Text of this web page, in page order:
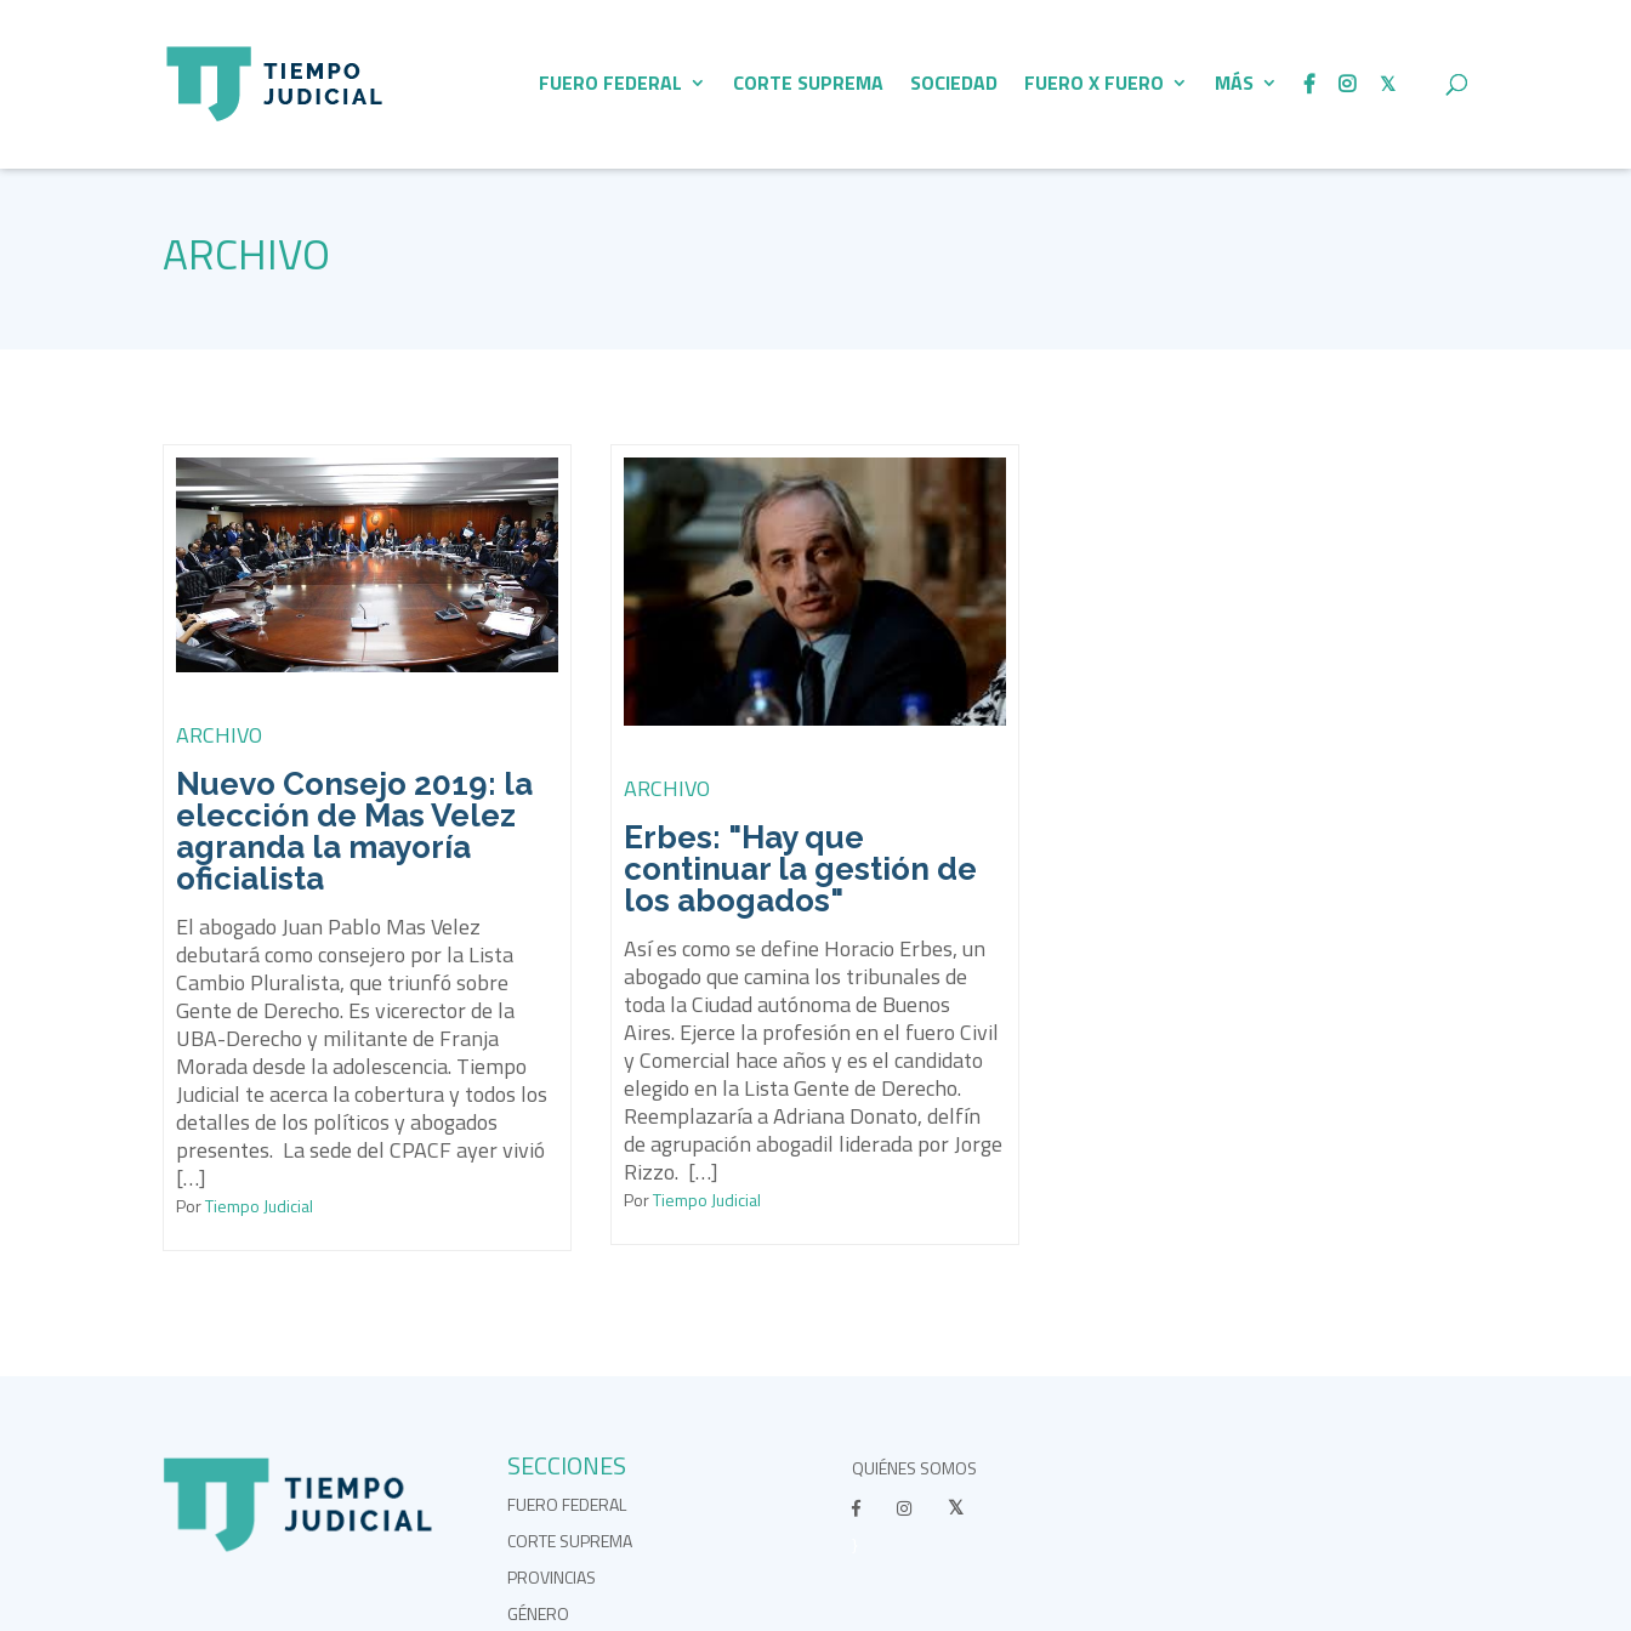
FUERO FEDERAL CORTE SUPREMA SOCIEDAD FUERO X FUERO MÁS
ARCHIVO
ARCHIVO
Nuevo Consejo 2019: la
elección de Mas Velez
agranda la mayoría
oficialista
El abogado Juan Pablo Mas Velez
debutará como consejero por la Lista
Cambio Pluralista, que triunfó sobre
Gente de Derecho. Es vicerector de la
UBA-Derecho y militante de Franja
Morada desde la adolescencia. Tiempo
Judicial te acerca la cobertura y todos los
detalles de los políticos y abogados
presentes. La sede del CPACF ayer vivió
[…]
PorTiempo Judicial
ARCHIVO
Erbes: "Hay que
continuar la gestión de
los abogados"
Así es como se define Horacio Erbes, un
abogado que camina los tribunales de
toda la Ciudad autónoma de Buenos
Aires. Ejerce la profesión en el fuero Civil
y Comercial hace años y es el candidato
elegido en la Lista Gente de Derecho.
Reemplazaría a Adriana Donato, delfín
de agrupación abogadil liderada por Jorge
Rizzo. […]
PorTiempo Judicial
SECCIONES
FUERO FEDERAL
CORTE SUPREMA
PROVINCIAS
GÉNERO
QUIÉNES SOMOS